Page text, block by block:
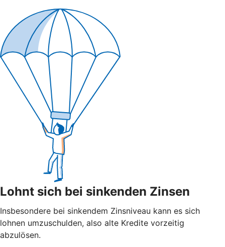
Lohnt sich bei sinkenden Zinsen
Insbesondere bei sinkendem Zinsniveau kann es sich
lohnen umzuschulden, also alte Kredite vorzeitig
abzulösen.